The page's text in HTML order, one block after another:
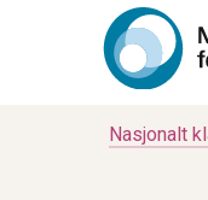
Nasjonalt